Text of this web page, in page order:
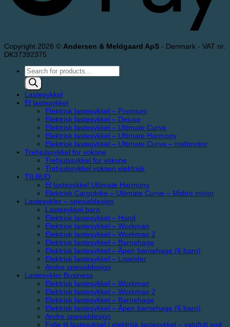
Copyright 2026 © Andersen & Meldgaard ApS - Denmark - VAT nr:
DK37392375
Products
search
Lastesykkel
El lastesykkel
Elektrisk lastesykkel – Premium
Elektrisk lastesykkel – Deluxe
Elektrisk lastesykkel – Ultimate Curve
Elektrisk lastesykkel – Ultimate Harmony
Elektrisk lastesykkel – Ultimate Curve – midtmotor
Trehjulssykkel for voksne
Trehjulssykkel for voksne
Trehjulssykkel voksen elektrisk
TILBUD
El lastesykkel Ultimate Harmony
Elektrisk Cargobike – Ultimate Curve – Midtre motor
Lastesykler – spesialdesign
Lastesykkel barn
Elektrisk lastesykkel – Hund
Elektrisk lastesykkel – Workman
Elektrisk lastesykkel – Workman 2
Elektrisk lastesykkel – Barnehage
Elektrisk lastesykkel – Åpen barnehage (6 barn)
Elektrisk lastesykkel – Lowrider
Andre spesialdesign
Lastesykler Business
Elektrisk lastesykkel – Workman
Elektrisk lastesykkel – Workman 2
Elektrisk lastesykkel – Barnehage
Elektrisk lastesykkel – Åpen barnehage (6 barn)
Andre spesialdesign
Folie til lastesykkel / elektrisk lastesykkel – valgfritt ved